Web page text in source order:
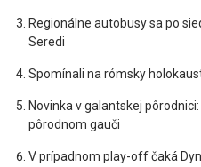
Regionálne autobusy sa po
Seredi
Spomínali na rómsky
Novinka v galantskej
pôrodnom gauči
V prípadnom play-off čaká